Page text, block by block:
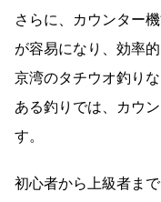
さらに、カウンター
が容易になり、効率
京湾のタチウオ釣り
ある釣りでは、カウ
す。
初心者から上級者ま